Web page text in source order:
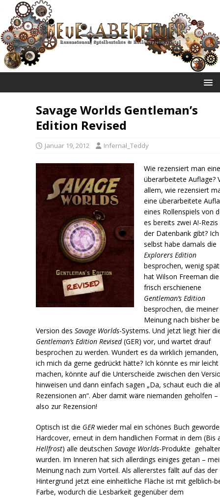
Savage Worlds Gentleman’s
Edition Revised
Januar 19, 2012 Infernal_Teddy
Wie rezensiert man
überarbeitete Auflage?
allem, wie rezensiert
eine überarbeitete
eines Rollenspiels von
es bereits zwei A!-Rezis
der Datenbank gibt? Ich
selbst habe damals die
Explorers Edition
besprochen, wenig
hat Wilson Freeman die
frisch erschienene
Gentleman’s Edition
besprochen, die meiner
Meinung nach bisher
Version desSavage Worlds-Systems. Und jetzt liegt hier
Gentleman’s Edition Revised(GER) vor, und wartet drauf
besprochen zu werden. Wundert es da wirklich
ich mich da gerne gedrückt hätte? Ich könnte es mir leicht
machen, könnte auf die Unterscheide zwischen den
hinweisen und dann einfach sagen „Da, schaut euch die
Rezensionen an“. Aber damit wäre niemanden geholfen
also zur Rezension!
Optisch ist die GER wieder mal ein schönes Buch
Hardcover, erneut in dem handlichen Format in dem (Bis
Hellfrost) alle deutschenSavage Worlds-Produkte
wurden. Im Inneren hat sich allerdings einiges getan –
Meinung nach zum Vorteil. Als allererstes fällt auf das der
Hintergrund jetzt eine einheitliche Fläche ist mit gelblich-
Farbe, wodurch die Lesbarkeit gegenüber dem